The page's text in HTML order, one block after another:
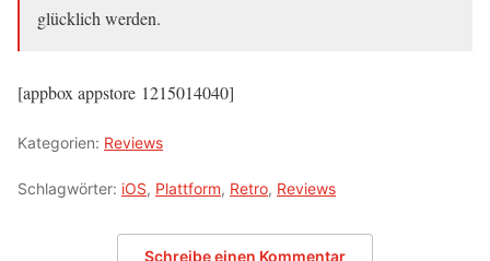
glücklich werden.
[appbox appstore 1215014040]
Kategorien: Reviews
Schlagwörter: iOS, Plattform, Retro, Reviews
Schreibe einen Kommentar